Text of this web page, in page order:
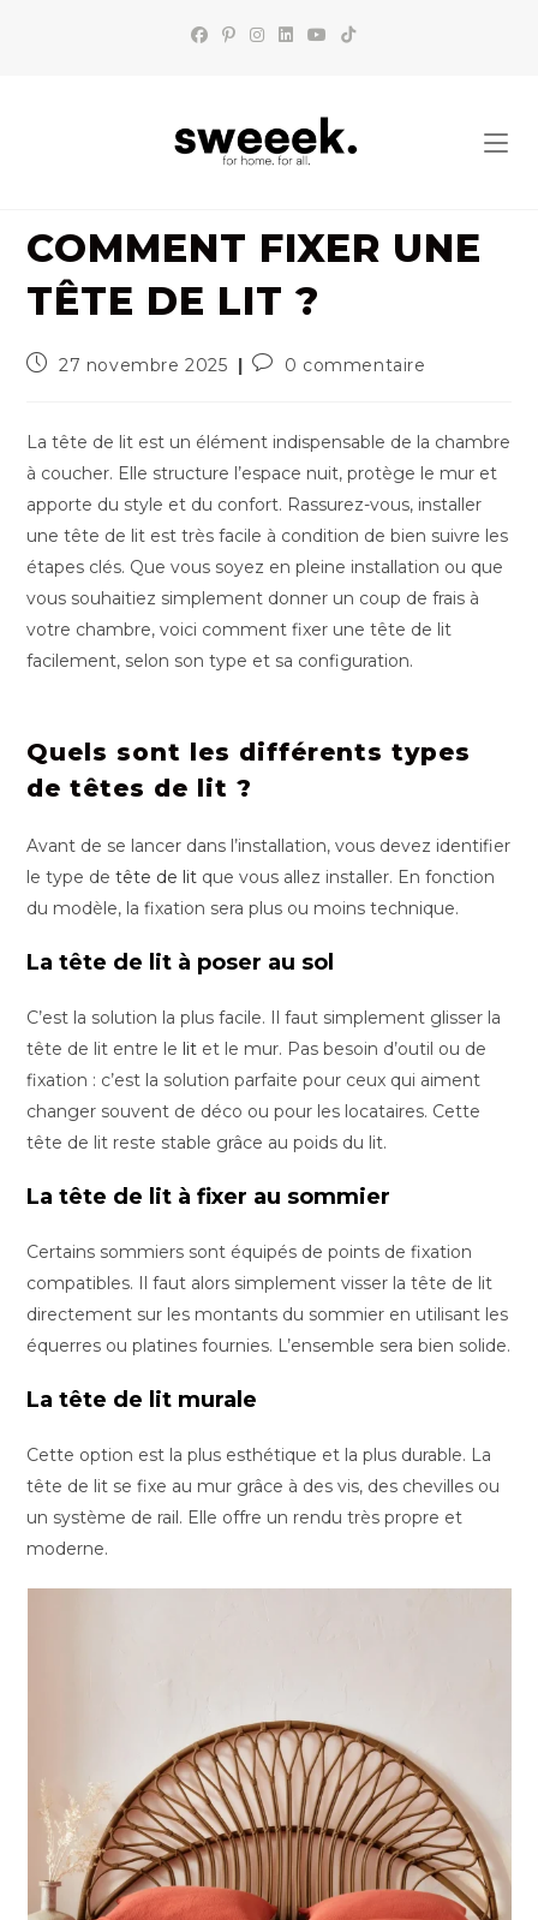
COMMENT FIXER UNE
TÊTE DE LIT ?
Publication
27 novembre 2025
Commentaires
publication :
0 commentaire
La tête de lit est un élément indispensable de la chambre
à coucher. Elle structure l’espace nuit, protège le mur et
apporte du style et du confort. Rassurez-vous, installer
une tête de lit est très facile à condition de bien suivre les
étapes clés. Que vous soyez en pleine installation ou que
vous souhaitiez simplement donner un coup de frais à
votre chambre, voici comment fixer une tête de lit
facilement, selon son type et sa configuration.
Quels sont les différents types
de têtes de lit ?
Avant de se lancer dans l’installation, vous devez identifier
le type detête de lit que vous allez installer. En fonction
du modèle, la fixation sera plus ou moins technique.
La tête de lit à poser au sol
C’est la solution la plus facile. Il faut simplement glisser la
tête de lit entre le lit et le mur. Pas besoin d’outil ou de
fixation : c’est la solution parfaite pour ceux qui aiment
changer souvent de déco ou pour les locataires. Cette
tête de lit reste stable grâce au poids du lit.
La tête de lit à fixer au sommier
Certains sommiers sont équipés de points de fixation
compatibles. Il faut alors simplement visser la tête de lit
directement sur les montants du sommier en utilisant les
équerres ou platines fournies. L’ensemble sera bien solide.
La tête de lit murale
Cette option est la plus esthétique et la plus durable. La
tête de lit se fixe au mur grâce à des vis, des chevilles ou
un système de rail. Elle offre un rendu très propre et
moderne.